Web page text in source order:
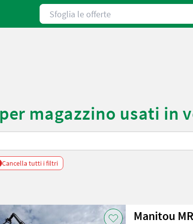
Sfoglia le offerte
magazzino usati in
Cancella tutti i filtri
Manitou